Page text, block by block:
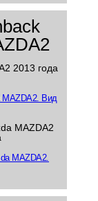
2013 года
MAZDA2